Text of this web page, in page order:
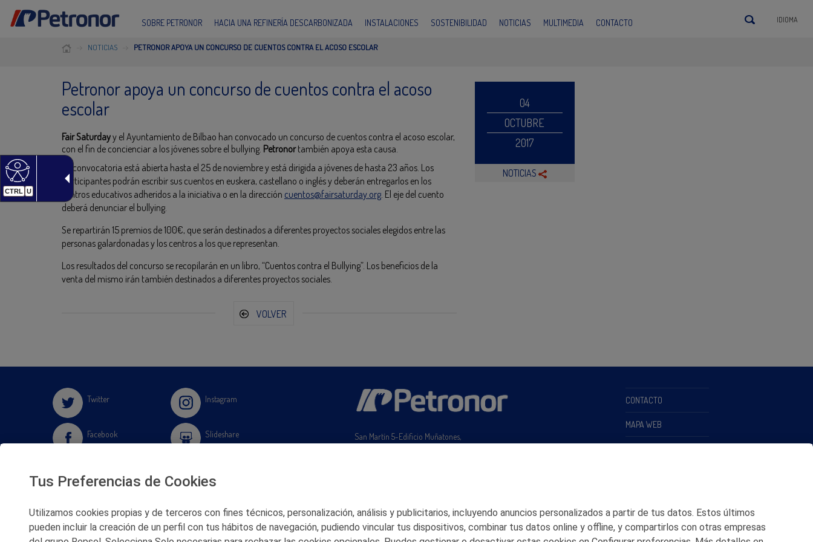
CTRL U
SOBRE PETRONOR HACIA UNA REFINERÍA DESCARBONIZADA INSTALACIONES SOSTENIBILIDAD NOTICIAS MULTIMEDIA CONTACTO IDIOMA
NOTICIAS PETRONOR APOYA UN CONCURSO DE CUENTOS CONTRA EL ACOSO ESCOLAR
Petronor apoya un concurso de cuentos contra el acoso
escolar
Fair Saturdayy el Ayuntamiento de Bilbao han convocado un concurso de cuentos contra el acoso escolar,
con el fin de concienciar a los jóvenes sobre el bullying. Petronortambién apoya esta causa.
La convocatoria está abierta hasta el 25 de noviembre y está dirigida a jóvenes de hasta 23 años. Los
participantes podrán escribir sus cuentos en euskera, castellano o inglés y deberán entregarlos en los
centros educativos adheridos a la iniciativa o en la dirección cuentos@fairsaturday.org . El eje del cuento
deberá denunciar el bullying.
Se repartirán 15 premios de 100€, que serán destinados a diferentes proyectos sociales elegidos entre las
personas galardonadas y los centros a los que representan.
Los resultados del concurso se recopilarán en un libro, “Cuentos contra el Bullying”. Los beneficios de la
venta del mismo irán también destinados a diferentes proyectos sociales.
VOLVER
04
OCTUBRE
2017
NOTICIAS
Twitter
Facebook
Instagram
Slideshare
San Martín 5-Edificio Muñatones,
48550 Muskiz (Bizkaia)
CONTACTO
MAPA WEB
CANAL DE ÉTICA
Tus Preferencias de Cookies
Utilizamos cookies propias y de terceros con fines técnicos, personalización, análisis y publicitarios, incluyendo anuncios personalizados a partir de tus datos. Estos últimos
pueden incluir la creación de un perfil con tus hábitos de navegación, pudiendo vincular tus dispositivos, combinar tus datos online y offline, y compartirlos con otras empresas